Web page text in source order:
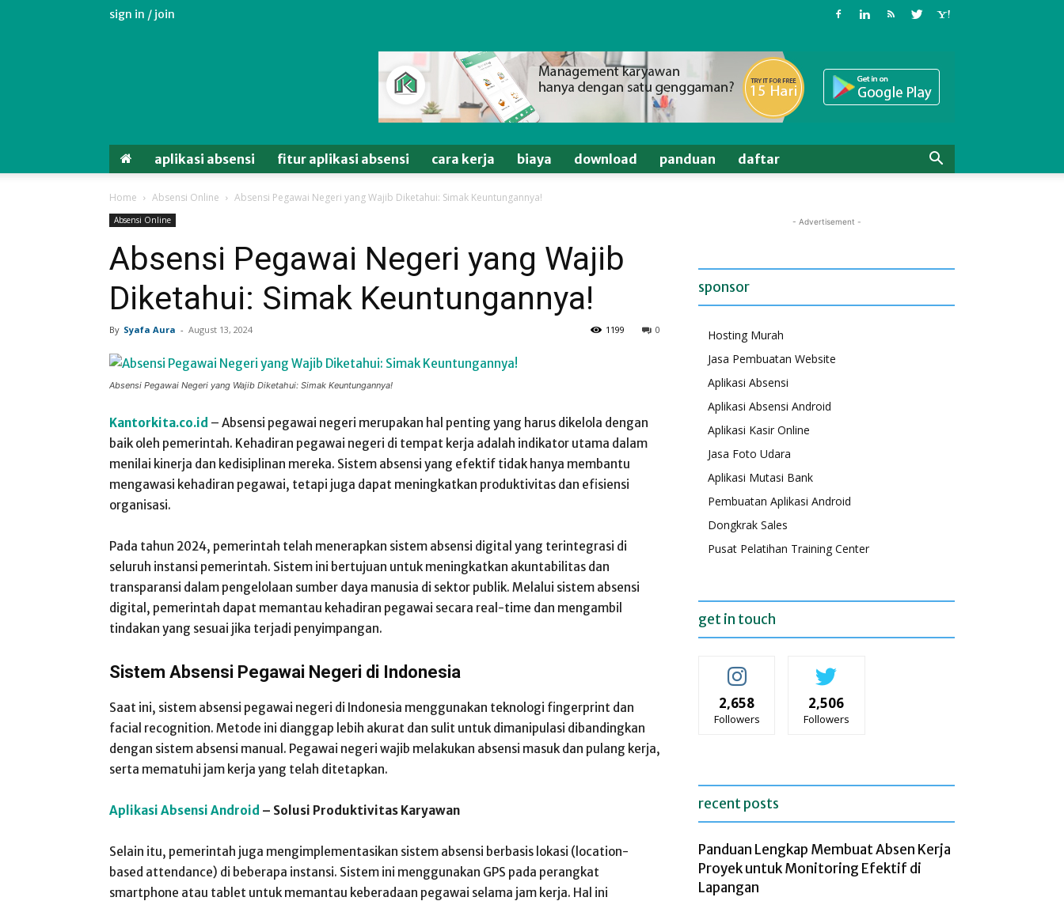
sign in / join
aplikasi absensi fitur aplikasi absensi cara kerja biaya download panduan daftar
Home Absensi Online Absensi Pegawai Negeri yang Wajib Diketahui: Simak Keuntungannya!
Absensi Online
Absensi Pegawai Negeri yang Wajib
Diketahui: Simak Keuntungannya!
By Syafa Aura - August 13, 2024 0
1199
Absensi Pegawai Negeri yang Wajib Diketahui: Simak Keuntungannya!
Kantorkita.co.id – Absensi pegawai negeri merupakan hal penting yang harus dikelola dengan
baik oleh pemerintah. Kehadiran pegawai negeri di tempat kerja adalah indikator utama dalam
menilai kinerja dan kedisiplinan mereka. Sistem absensi yang efektif tidak hanya membantu
mengawasi kehadiran pegawai, tetapi juga dapat meningkatkan produktivitas dan efisiensi
organisasi.
Pada tahun 2024, pemerintah telah menerapkan sistem absensi digital yang terintegrasi di
seluruh instansi pemerintah. Sistem ini bertujuan untuk meningkatkan akuntabilitas dan
transparansi dalam pengelolaan sumber daya manusia di sektor publik. Melalui sistem absensi
digital, pemerintah dapat memantau kehadiran pegawai secara real-time dan mengambil
tindakan yang sesuai jika terjadi penyimpangan.
Sistem Absensi Pegawai Negeri di Indonesia
Saat ini, sistem absensi pegawai negeri di Indonesia menggunakan teknologi fingerprint dan
facial recognition. Metode ini dianggap lebih akurat dan sulit untuk dimanipulasi dibandingkan
dengan sistem absensi manual. Pegawai negeri wajib melakukan absensi masuk dan pulang kerja,
serta mematuhi jam kerja yang telah ditetapkan.
Aplikasi Absensi Android – Solusi Produktivitas Karyawan
Selain itu, pemerintah juga mengimplementasikan sistem absensi berbasis lokasi (location-
based attendance) di beberapa instansi. Sistem ini menggunakan GPS pada perangkat
smartphone atau tablet untuk memantau keberadaan pegawai selama jam kerja. Hal ini
- Advertisement -
sponsor
Hosting Murah
Jasa Pembuatan Website
Aplikasi Absensi
Aplikasi Absensi Android
Aplikasi Kasir Online
Jasa Foto Udara
Aplikasi Mutasi Bank
Pembuatan Aplikasi Android
Dongkrak Sales
Pusat Pelatihan Training Center
get in touch
2,658
Followers
2,506
Followers
recent posts
Panduan Lengkap Membuat Absen Kerja
Proyek untuk Monitoring Efektif di
Lapangan